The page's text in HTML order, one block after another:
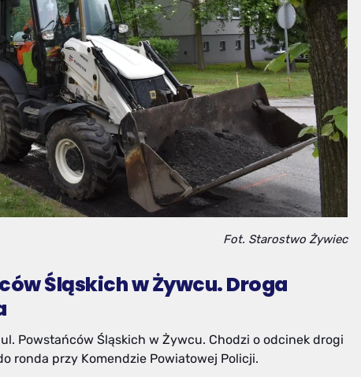
Fot. Starostwo Żywiec
Śląskich w Żywcu. Droga
Powstańców Śląskich w Żywcu. Chodzi o odcinek drogi
ronda przy Komendzie Powiatowej Policji.